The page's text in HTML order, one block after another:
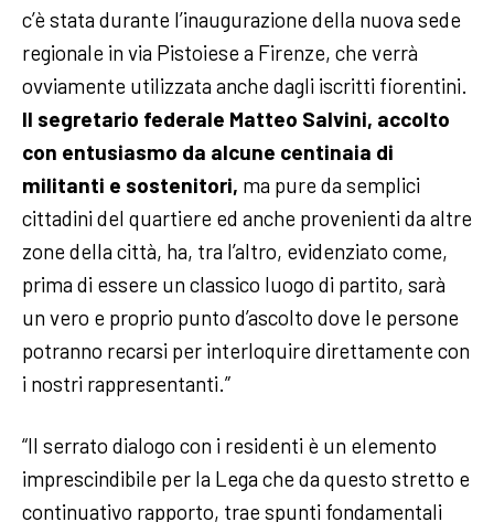
c’è stata durante l’inaugurazione della nuova sede
regionale in via Pistoiese a Firenze, che verrà
ovviamente utilizzata anche dagli iscritti fiorentini.
Il segretario federale Matteo Salvini, accolto
con entusiasmo da alcune centinaia di
militanti e sostenitori, ma pure da semplici
cittadini del quartiere ed anche provenienti da altre
zone della città, ha, tra l’altro, evidenziato come,
prima di essere un classico luogo di partito, sarà
un vero e proprio punto d’ascolto dove le persone
potranno recarsi per interloquire direttamente con
i nostri rappresentanti.”
“Il serrato dialogo con i residenti è un elemento
imprescindibile per la Lega che da questo stretto e
continuativo rapporto, trae spunti fondamentali